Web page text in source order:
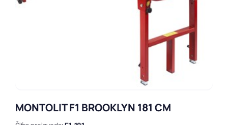
MONTOLIT F1 BROOKLYN 181 CM